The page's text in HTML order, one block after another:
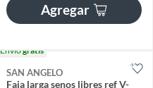
Agregar
Envíogratis
SAN ANGELO
Faja larga senos libres ref V-